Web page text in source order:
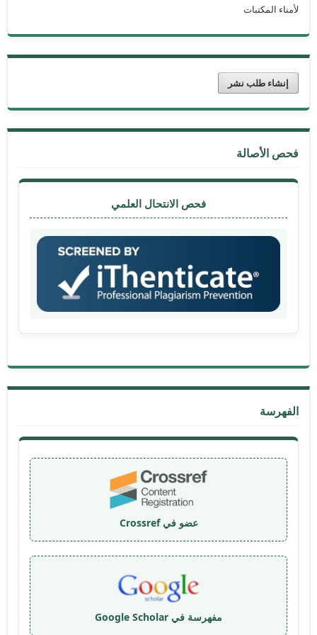
لأمناء المكتبات
إنشاء طلب نشر
فحص الأصالة
فحص الانتحال العلمي
الفهرسة
عضو في Crossref
مفهرسة في Google Scholar